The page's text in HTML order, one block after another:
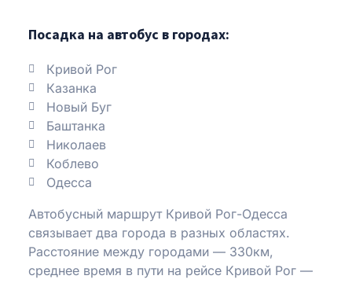
Посадка на автобус в городах:
Кривой Рог
Казанка
Новый Буг
Баштанка
Николаев
Коблево
Одесса
Автобусный маршрут Кривой Рог-Одесса
связывает два города в разных областях.
Расстояние между городами — 330км,
среднее время в пути на рейсе Кривой Рог —